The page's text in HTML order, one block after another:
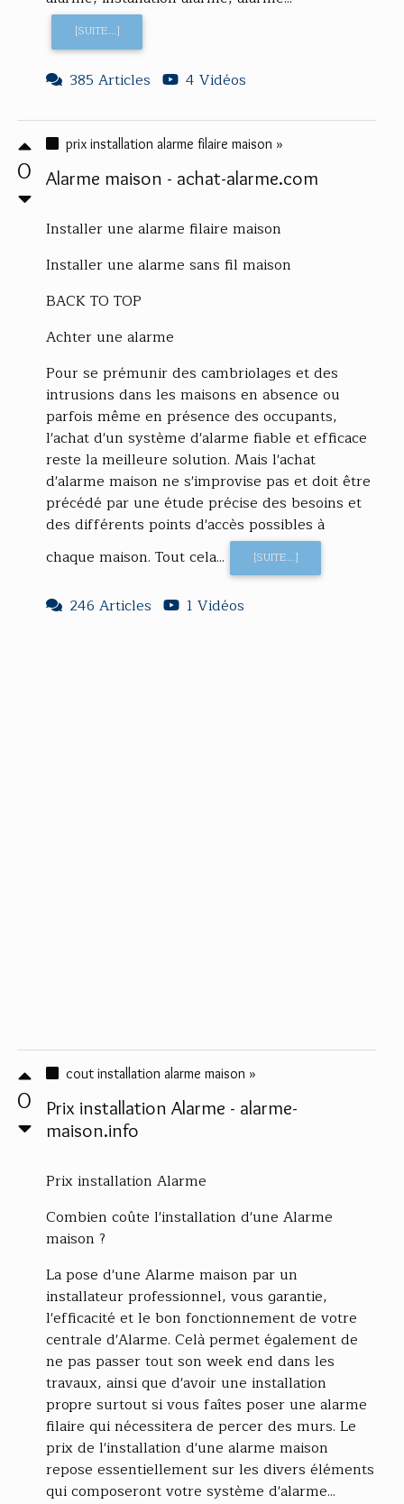
[SUITE...]
385 Articles 4 Vidéos
0
prix installation alarme filaire maison »
Alarme maison - achat-alarme.com
Installer une alarme filaire maison
Installer une alarme sans fil maison
BACK TO TOP
Achter une alarme
Pour se prémunir des cambriolages et des
intrusions dans les maisons en absence ou
parfois même en présence des occupants,
l'achat d'un système d'alarme fiable et efficace
reste la meilleure solution. Mais l'achat
d'alarme maison ne s'improvise pas et doit être
précédé par une étude précise des besoins et
des différents points d'accès possibles à
chaque maison. Tout cela...
[SUITE...]
246 Articles 1 Vidéos
0
cout installation alarme maison »
Prix installation Alarme - alarme-
maison.info
Prix installation Alarme
Combien coûte l'installation d'une Alarme
maison ?
La pose d'une Alarme maison par un
installateur professionnel, vous garantie,
l'efficacité et le bon fonctionnement de votre
centrale d'Alarme. Celà permet également de
ne pas passer tout son week end dans les
travaux, ainsi que d'avoir une installation
propre surtout si vous faîtes poser une alarme
filaire qui nécessitera de percer des murs. Le
prix de l'installation d'une alarme maison
repose essentiellement sur les divers éléments
qui composeront votre système d'alarme...